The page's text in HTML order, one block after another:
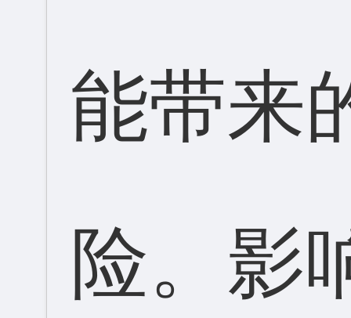
能带来
险。影